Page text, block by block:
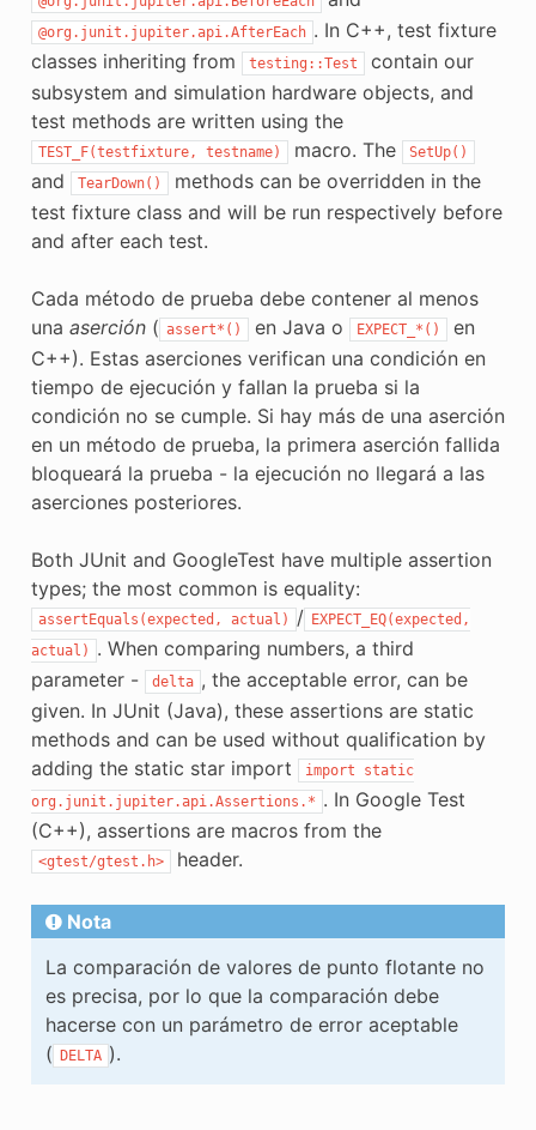
@org.junit.jupiter.api.AfterEach . In C++, test fixture
classes inheriting from
testing::Test
contain our
subsystem and simulation hardware objects, and
test methods are written using the
TEST_F(testfixture, testname) macro. The SetUp()
and TearDown()
methods can be overridden in the
test fixture class and will be run respectively before
and after each test.
Cada método de prueba debe contener al menos
una aserción( assert*() en Java o EXPECT_*()
en
C++). Estas aserciones verifican una condición en
tiempo de ejecución y fallan la prueba si la
condición no se cumple. Si hay más de una aserción
en un método de prueba, la primera aserción fallida
bloqueará la prueba - la ejecución no llegará a las
aserciones posteriores.
Both JUnit and GoogleTest have multiple assertion
types; the most common is equality:
assertEquals(expected, actual) / EXPECT_EQ(expected,
actual)
. When comparing numbers, a third
parameter -
delta , the acceptable error, can be
given. In JUnit (Java), these assertions are static
methods and can be used without qualification by
adding the static star import
import
static
org.junit.jupiter.api.Assertions.* . In Google Test
(C++), assertions are macros from the
<gtest/gtest.h> header.
Nota
La comparación de valores de punto flotante no
es precisa, por lo que la comparación debe
hacerse con un parámetro de error aceptable
( DELTA ).